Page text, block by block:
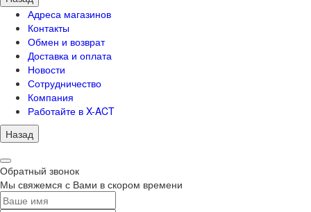
Адреса магазинов
Контакты
Обмен и возврат
Доставка и оплата
Новости
Сотрудничество
Компания
Работайте в X-ACT
Назад
Обратный звонок
Мы свяжемся с Вами в скором времени